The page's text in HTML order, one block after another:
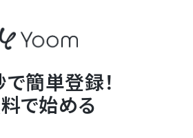
簡単登録！
で始める